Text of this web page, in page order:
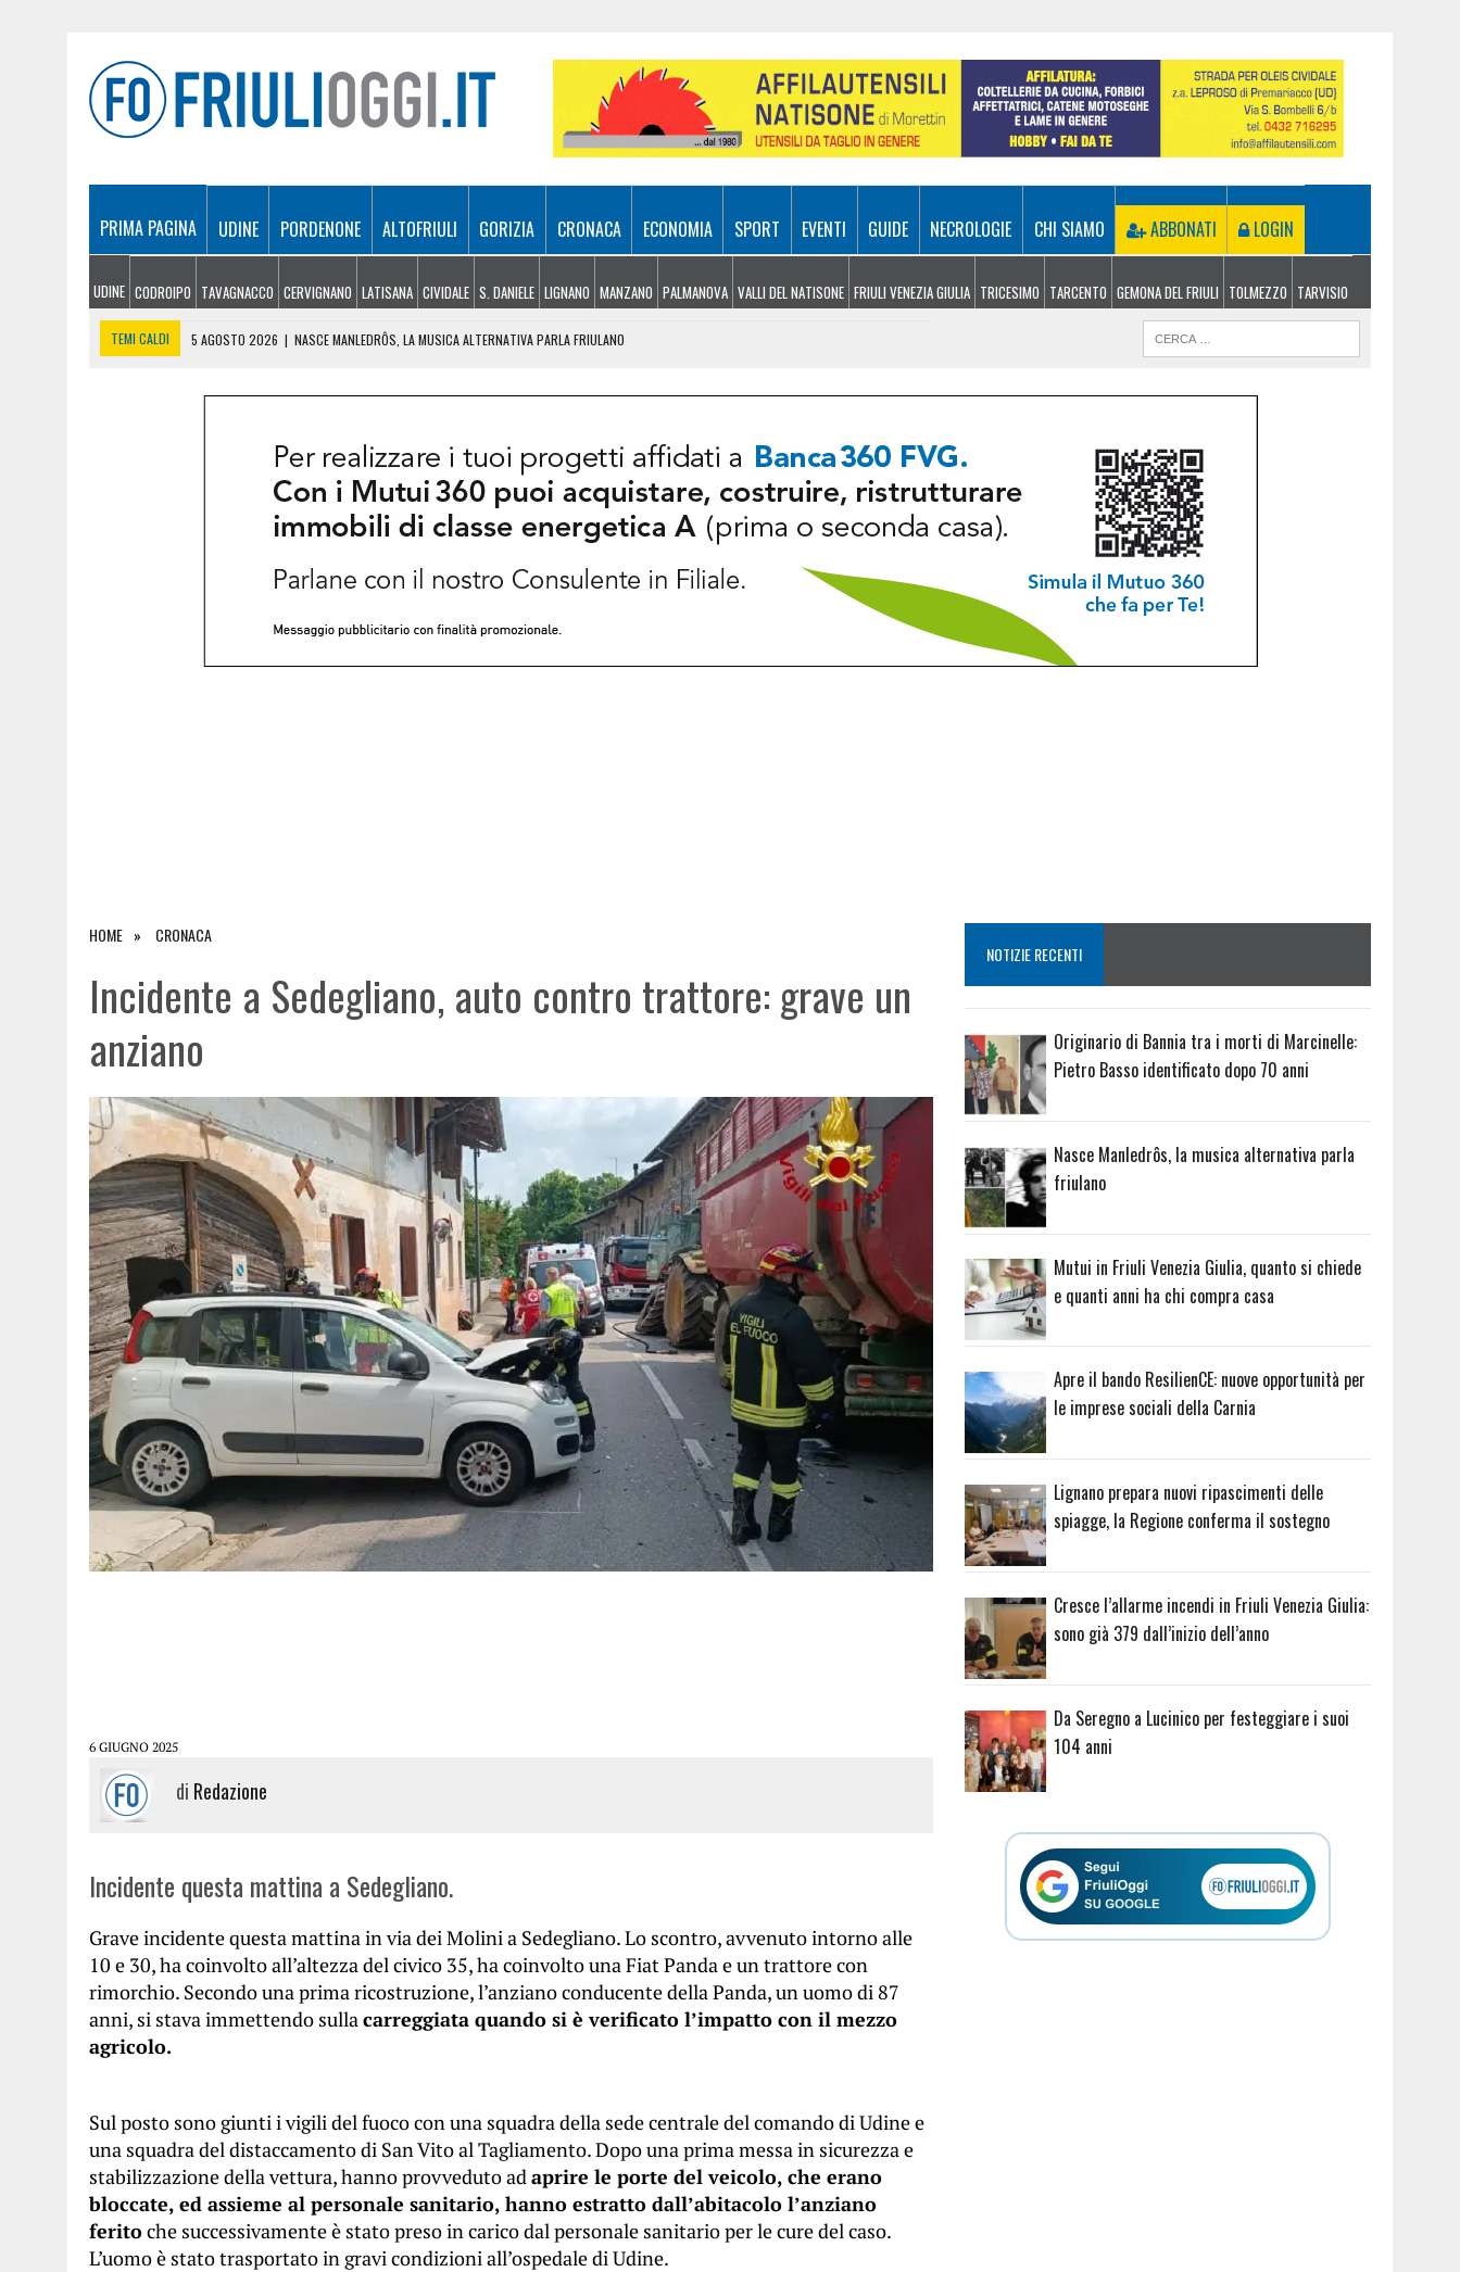
PRIMA PAGINA UDINE PORDENONE ALTOFRIULI GORIZIA CRONACA ECONOMIA SPORT EVENTI GUIDE NECROLOGIE CHI SIAMO ABBONATI LOGIN
UDINE CODROIPO TAVAGNACCO CERVIGNANO LATISANA CIVIDALE S. DANIELE LIGNANO MANZANO PALMANOVA VALLI DEL NATISONE FRIULI VENEZIA GIULIA TRICESIMO TARCENTO GEMONA DEL FRIULI TOLMEZZO TARVISIO
TEMI CALDI 5 AGOSTO 2026 | NASCE MANLEDRÔS, LA MUSICA ALTERNATIVA PARLA FRIULANO
LIGNANO PREPARA NUOVI RIPASCIMENTI DELLE SPIAGGE, LA REGIONE CONFERMA IL SOSTEGNO
ORIGINARIO DI BANNIA TRA I MORTI DI MARCINELLE: PIETRO BASSO IDENTIFICATO DOPO 70 ANNI
HOME CRONACA
Incidente a Sedegliano, auto contro trattore: grave un
anziano
6 GIUGNO 2025
di Redazione
Incidente questa mattina a Sedegliano.
Grave incidente questa mattina in via dei Molini a Sedegliano. Lo scontro, avvenuto intorno alle
10 e 30, ha coinvolto all’altezza del civico 35, ha coinvolto una Fiat Panda e un trattore con
rimorchio. Secondo una prima ricostruzione, l’anziano conducente della Panda, un uomo di 87
anni, si stava immettendo sullacarreggiata quando si è verificato l’impatto con il mezzo
agricolo.
Sul posto sono giunti i vigili del fuoco con una squadra della sede centrale del comando di Udine e
una squadra del distaccamento di San Vito al Tagliamento. Dopo una prima messa in sicurezza e
stabilizzazione della vettura, hanno provveduto adaprire le porte del veicolo, che erano
bloccate, ed assieme al personale sanitario, hanno estratto dall’abitacolo l’anziano
feritoche successivamente è stato preso in carico dal personale sanitario per le cure del caso.
L’uomo è stato trasportato in gravi condizioni all’ospedale di Udine.
NOTIZIE RECENTI
Originario di Bannia tra i morti di Marcinelle:
Pietro Basso identificato dopo 70 anni
Nasce Manledrôs, la musica alternativa parla
friulano
Mutui in Friuli Venezia Giulia, quanto si chiede
e quanti anni ha chi compra casa
Apre il bando ResilienCE: nuove opportunità per
le imprese sociali della Carnia
Lignano prepara nuovi ripascimenti delle
spiagge, la Regione conferma il sostegno
Cresce l’allarme incendi in Friuli Venezia Giulia:
sono già 379 dall’inizio dell’anno
Da Seregno a Lucinico per festeggiare i suoi
104 anni